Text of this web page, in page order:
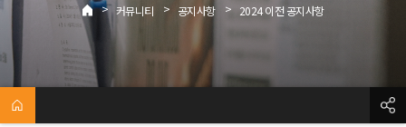
> 커뮤니티 > 공지사항 > 2024 이전 공지사항